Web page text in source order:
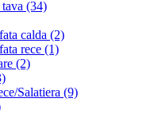
(34)
calda (2)
rece (1)
(2)
Salatiera (9)